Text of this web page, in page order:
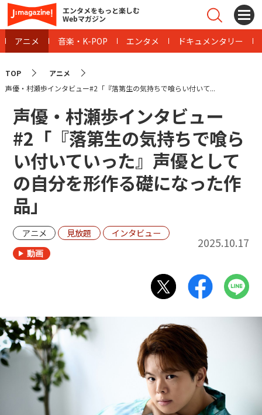
エンタメをもっと楽しむ
Webマガジン
アニメ 音楽・K-POP エンタメ ドキュメンタリー
TOP
アニメ
声優・村瀬歩インタビュー#2「『落第生の気持ちで喰らい付いて...
声優・村瀬歩インタビュー
#2「『落第生の気持ちで喰ら
い付いていった』声優として
の自分を形作る礎になった作
品」
アニメ 見放題 インタビュー
2025.10.17